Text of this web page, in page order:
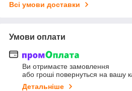
Всі умови доставки
Умови оплати
Ви отримаєте замовлення
або гроші повернуться на вашу
Детальніше